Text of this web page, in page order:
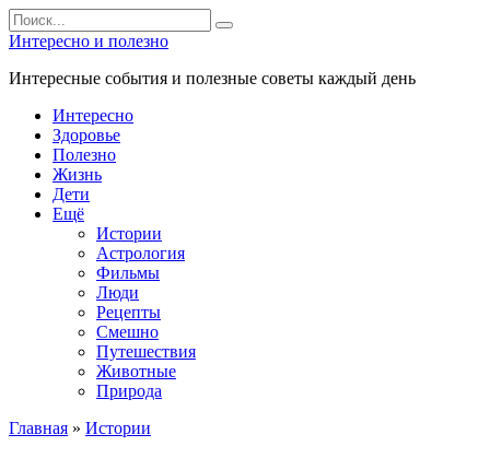
Перейти
к
контенту
Search
for:
Интересно и полезно
Интересные события и полезные советы каждый день
Интересно
Здоровье
Полезно
Жизнь
Дети
Ещё
Истории
Астрология
Фильмы
Люди
Рецепты
Смешно
Путешествия
Животные
Природа
Главная » Истории